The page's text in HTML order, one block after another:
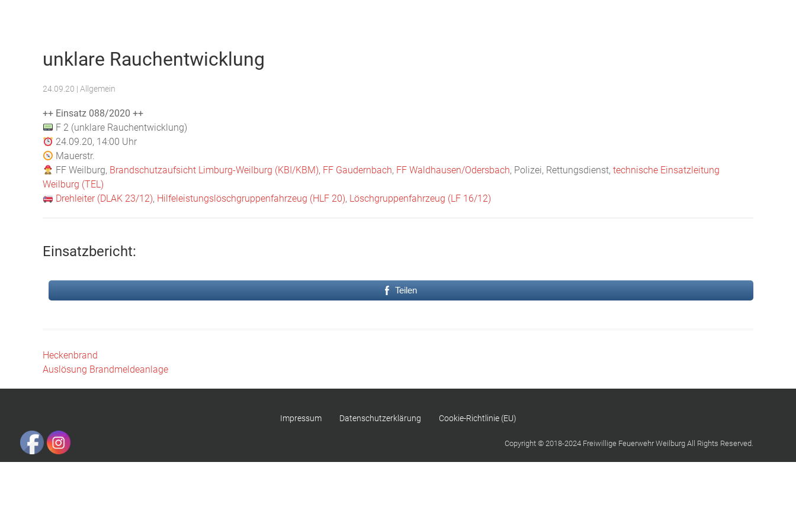
unklare Rauchentwicklung
24.09.20 | Allgemein
++ Einsatz 088/2020 ++
F 2 (unklare Rauchentwicklung)
24.09.20, 14:00 Uhr
Mauerstr.
FF Weilburg, Brandschutzaufsicht Limburg-Weilburg (KBI/KBM), FF Gaudernbach, FF Waldhausen/Odersbach, Polizei, Rettungsdienst,technische Einsatzleitung
Weilburg (TEL)
Drehleiter (DLAK 23/12), Hilfeleistungslöschgruppenfahrzeug (HLF 20), Löschgruppenfahrzeug (LF 16/12)
Einsatzbericht:
Teilen
Beitragsnavigation
Heckenbrand
Auslösung Brandmeldeanlage
Impressum Datenschutzerklärung Cookie-Richtlinie (EU)
Copyright © 2018-2024 Freiwillige Feuerwehr Weilburg All Rights Reserved.